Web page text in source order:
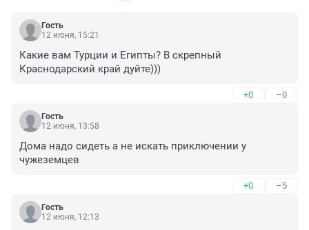
Гость
12 июня, 15:21
Какие вам Турции и Египты? В скрепный
Краснодарский край дуйте)))
+0 –0
Гость
12 июня, 13:58
Дома надо сидеть а не искать приключении у
чужеземцев
+0 –5
Гость
12 июня, 12:13